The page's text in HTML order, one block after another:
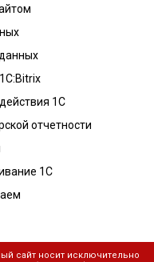
1С
отчетности
1С
сайт носит исключительно